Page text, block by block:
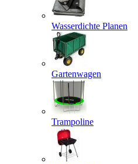
Wasserdichte Planen
Gartenwagen
Trampoline